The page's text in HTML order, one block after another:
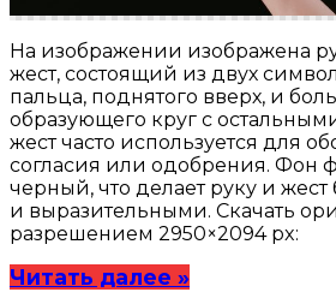
На изображении изображена
жест, состоящий из двух
пальца, поднятого вверх, и
образующего круг с
жест часто используется для
согласия или одобрения. Фон
черный, что делает руку и
и выразительными. Скачать
разрешением 2950×2094 px:
Читать далее »